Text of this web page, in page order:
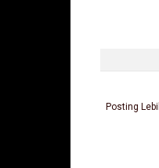
Posting